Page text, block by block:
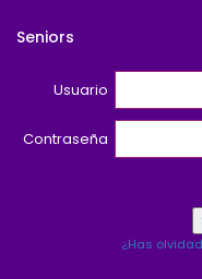
Seniors
Usuario
Contraseña
¿Has